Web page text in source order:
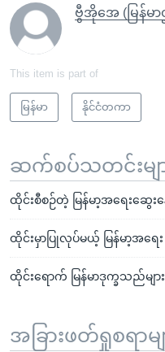
ဗွီအိုအေ (မြန်မာ
This item is part of
မြန်မာ နိုင်ငံတကာ
ဆက်စပ်သတင်းမျာ
ထိုင်းစီစဉ်တဲ့ မြန်မာ့အရေးဆွေ
ထိုင်းမှာပြုလုပ်မယ့် မြန်မာ့အရ
ထိုင်းရောက် မြန်မာဒုက္ခသည်မျာ
အခြားဖတ်ရှုစရာမျ